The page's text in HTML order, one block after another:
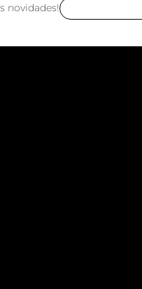
novidades!